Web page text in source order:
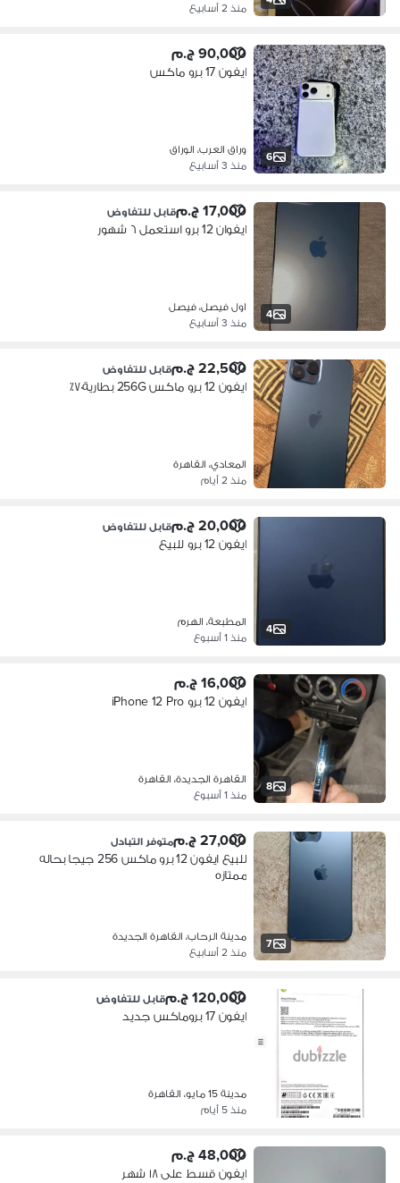
منذ 2 أسابيع
6
90,000 ج.م
ايفون 17 برو ماكس
وراق العرب، الوراق
منذ 3 أسابيع
4
17,000 ج.م قابل للتفاوض
ايفوان 12 برو استعمل ٦ شهور
اول فيصل، فيصل
منذ 3 أسابيع
22,500 ج.م قابل للتفاوض
ايفون 12 برو ماكس 256G بطارية٧٠٪؜
المعادي، القاهرة
منذ 2 أيام
4
20,000 ج.م قابل للتفاوض
ايفون 12 برو للبيع
المطبعة، الهرم
منذ 1 أسبوع
8
16,000 ج.م
ايفون 12 برو iPhone 12 Pro
القاهرة الجديدة، القاهرة
منذ 1 أسبوع
7
27,000 ج.م متوفر التبادل
للبيع ايفون 12 برو ماكس 256 جيجا بحاله
ممتازه
مدينة الرحاب، القاهرة الجديدة
منذ 2 أسابيع
120,000 ج.م قابل للتفاوض
ايفون 17 بروماكس جديد
مدينة 15 مايو، القاهرة
منذ 5 أيام
48,000 ج.م
ايفون قسط على ١٨ شهر